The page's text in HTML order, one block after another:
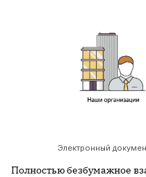
Электронный
Полностью безбумажное